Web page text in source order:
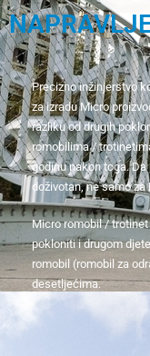
Precizno inžinjerstvo
za izradu Micro
razliku od drugih
romobilima /
godinu nakon toga.
doživotan, ne samo za
Micro romobil /
pokloniti i drugom
romobil (romobil za
desetljećima.